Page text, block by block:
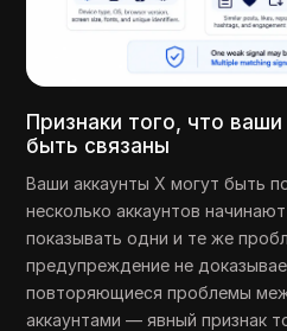
Признаки того, что
быть связаны
Ваши аккаунты X могут быть
несколько аккаунтов
показывать одни и те же
предупреждение не
повторяющиеся проблемы
аккаунтами — явный признак